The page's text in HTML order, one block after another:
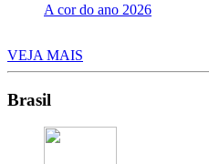
A cor do ano 2026
VEJA MAIS
Brasil